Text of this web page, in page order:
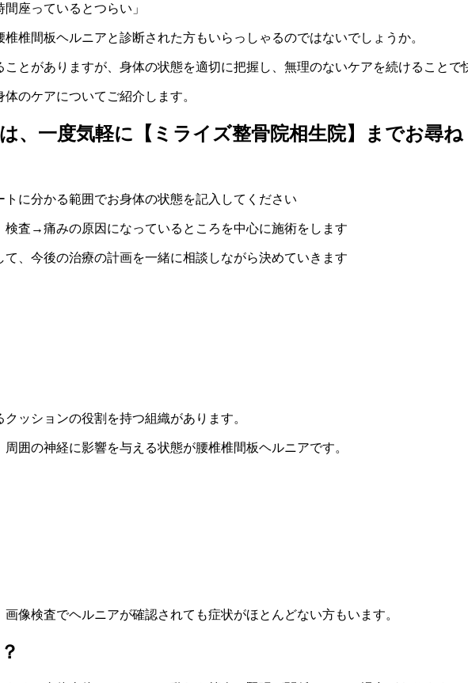
座っているとつらい」
椎間板ヘルニアと診断された方もいらっしゃるのではないでしょうか。
とがありますが、身体の状態を適切に把握し、無理のないケアを続けることで
のケアについてご紹介します。
、一度気軽に【ミライズ整骨院相生院】までお尋
に分かる範囲でお身体の状態を記入してください
、検査→痛みの原因になっているところを中心に施術をします
、今後の治療の計画を一緒に相談しながら決めていきます
ッションの役割を持つ組織があります。
囲の神経に影響を与える状態が腰椎椎間板ヘルニアです。
像検査でヘルニアが確認されても症状がほとんどない方もいます。